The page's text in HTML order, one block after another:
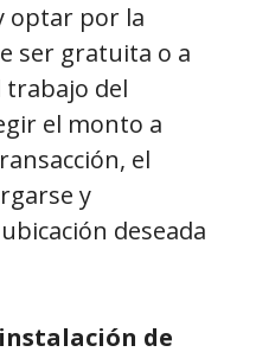
optar por la
ser gratuita o a
trabajo del
el monto a
el
y
deseada
de